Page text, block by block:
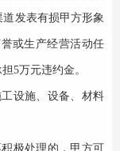
发表有损甲方形象
或生产经营活动任
5万元违约金。
设施、设备、材料
极处理的，甲方可